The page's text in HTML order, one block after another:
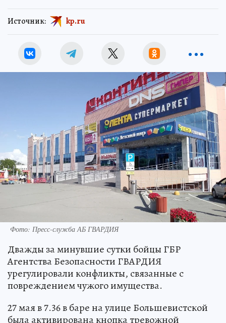
Источник: kp.ru
Фото: Пресс-служба АБ ГВАРДИЯ
Дважды за минувшие сутки бойцы ГБР
Агентства Безопасности ГВАРДИЯ
урегулировали конфликты, связанные с
повреждением чужого имущества.
27 мая в 7.36 в баре на улице Большевистской
была активирована кнопка тревожной